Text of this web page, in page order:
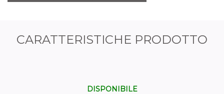
CARATTERISTICHE PRODOTTO
DISPONIBILE